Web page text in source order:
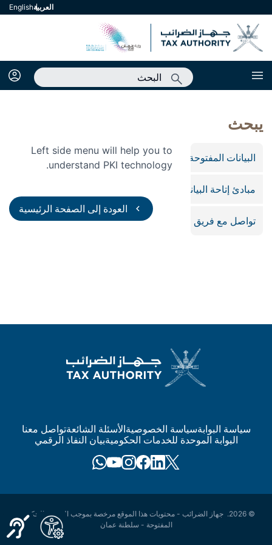
العربيةenglish
يبحث
البيانات المفتوحة
مبادئ إتاحة البيانات المفتوحة
تواصل مع فريق البيانات المفتوحة
Left side menu will help you to
understand PKI technology.
العودة إلى الصفحة الرئيسية
سياسة البوابةسياسة الخصوصيةالأسئلة الشائعةتواصل معنا
البوابة الموحدة للخدمات الحكوميةبيان النفاذ الرقمي
© 2026. جهاز الضرائب - محتويات هذا الموقع مرخصة بموجب
الرخصة الحكومية
المفتوحة - سلطنة عمان